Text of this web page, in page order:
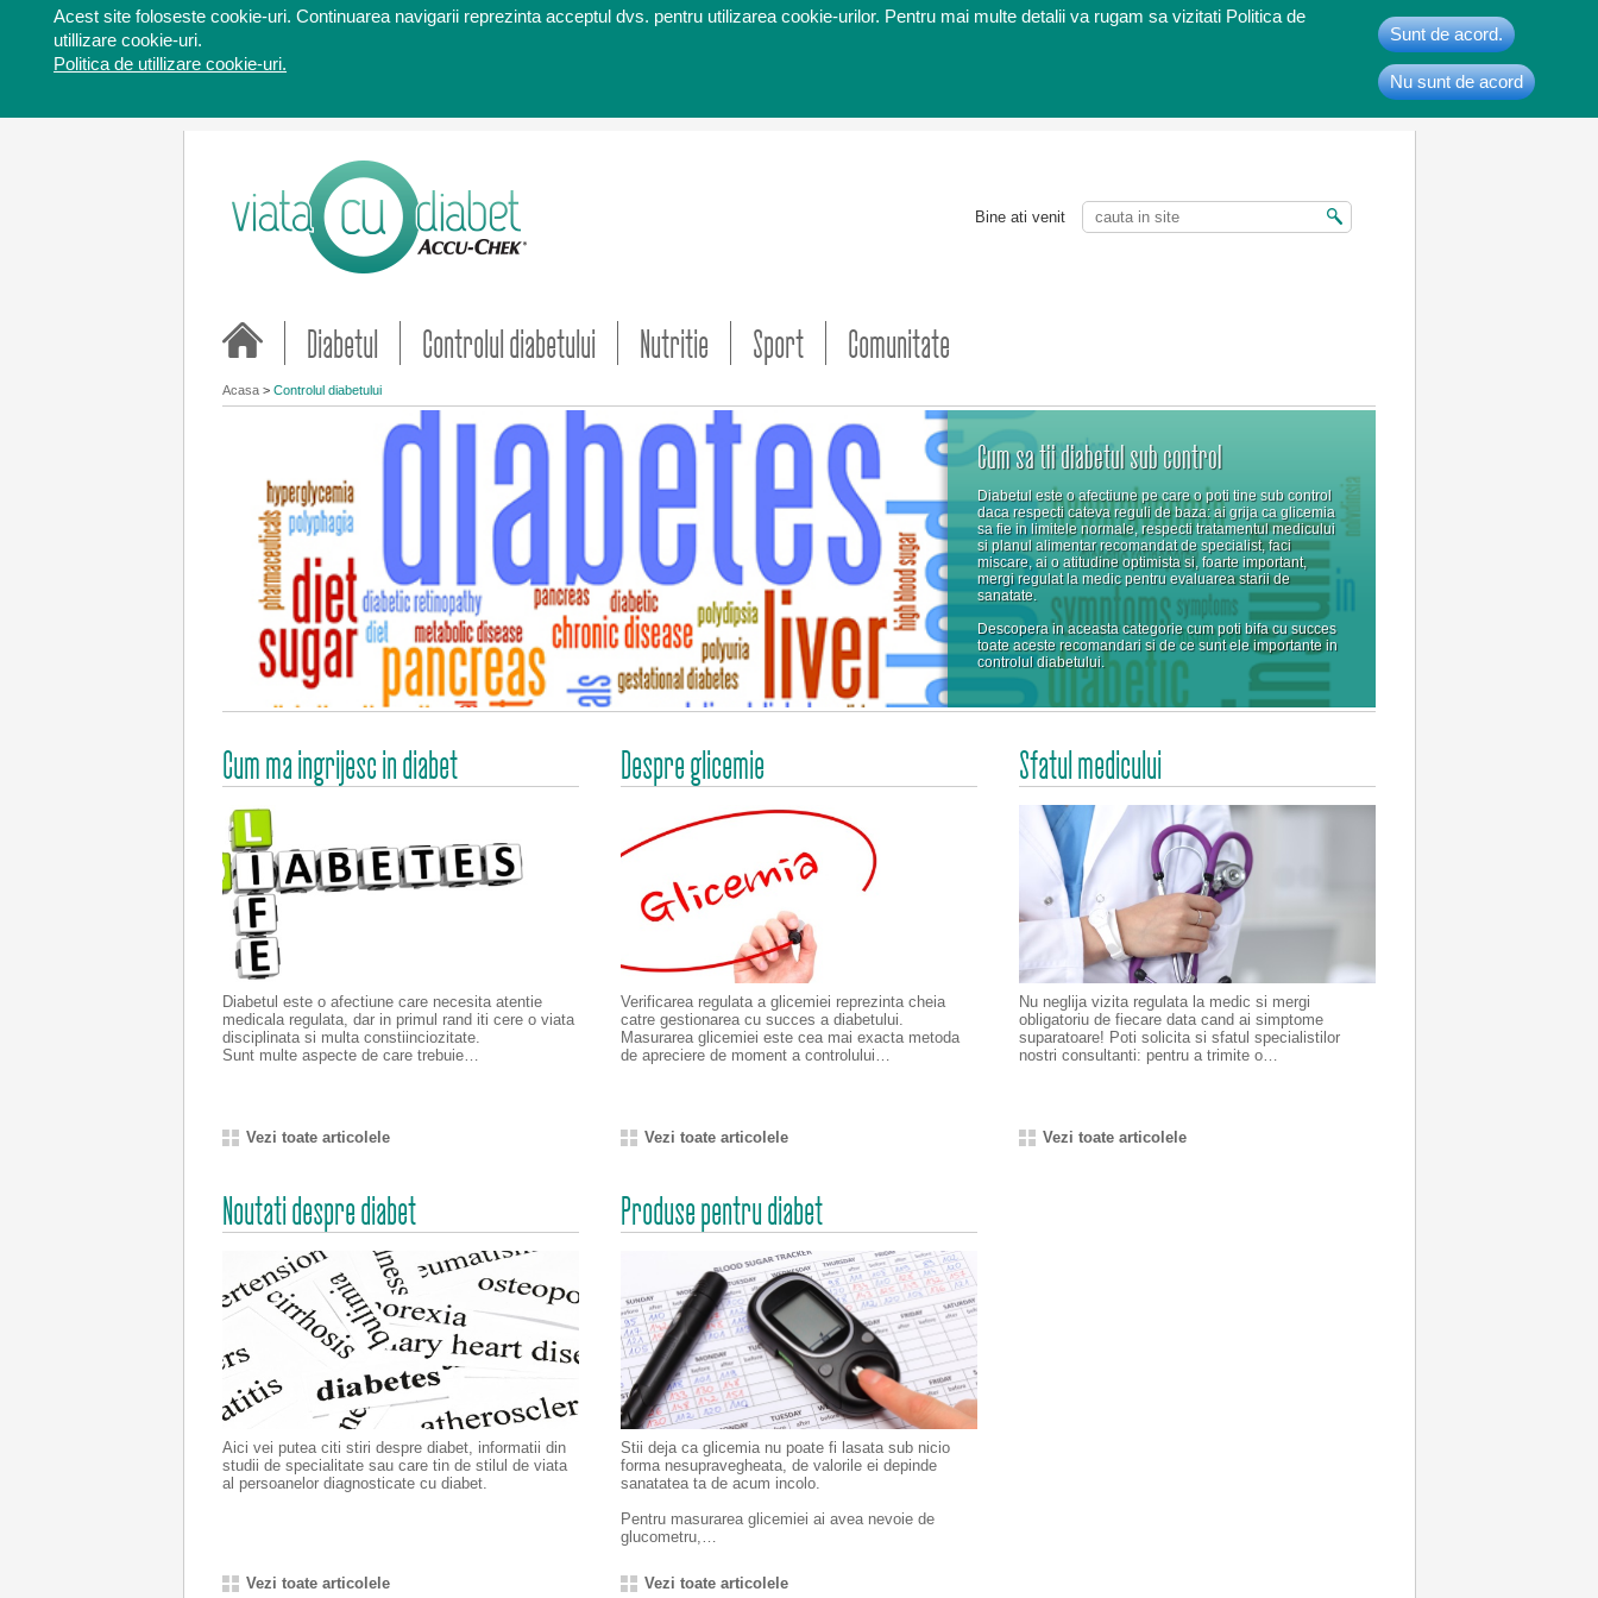
Acest site foloseste cookie-uri. Continuarea navigarii reprezinta acceptul dvs. pentru utilizarea cookie-urilor. Pentru mai multe detalii va rugam sa vizitati Politica de
utillizare cookie-uri.
Politica de utillizare cookie-uri.
Sunt de acord.
Nu sunt de acord
Bine ati venit
Diabetul Controlul diabetului Nutritie Sport Comunitate
Acasa > Controlul diabetului
Cum sa tii diabetul sub control
Diabetul este o afectiune pe care o poti tine sub control
daca respecti cateva reguli de baza: ai grija ca glicemia
sa fie in limitele normale, respecti tratamentul medicului
si planul alimentar recomandat de specialist, faci
miscare, ai o atitudine optimista si, foarte important,
mergi regulat la medic pentru evaluarea starii de
sanatate.
Descopera in aceasta categorie cum poti bifa cu succes
toate aceste recomandari si de ce sunt ele importante in
controlul diabetului.
Cum ma ingrijesc in diabet
Diabetul este o afectiune care necesita atentie
medicala regulata, dar in primul rand iti cere o viata
disciplinata si multa constiinciozitate.
Sunt multe aspecte de care trebuie…
Vezi toate articolele
Despre glicemie
Verificarea regulata a glicemiei reprezinta cheia
catre gestionarea cu succes a diabetului.
Masurarea glicemiei este cea mai exacta metoda
de apreciere de moment a controlului…
Vezi toate articolele
Sfatul medicului
Nu neglija vizita regulata la medic si mergi
obligatoriu de fiecare data cand ai simptome
suparatoare! Poti solicita si sfatul specialistilor
nostri consultanti: pentru a trimite o…
Vezi toate articolele
Noutati despre diabet
Aici vei putea citi stiri despre diabet, informatii din
studii de specialitate sau care tin de stilul de viata
al persoanelor diagnosticate cu diabet.
Vezi toate articolele
Produse pentru diabet
Stii deja ca glicemia nu poate fi lasata sub nicio
forma nesupravegheata, de valorile ei depinde
sanatatea ta de acum incolo.
Pentru masurarea glicemiei ai avea nevoie de
glucometru,…
Vezi toate articolele